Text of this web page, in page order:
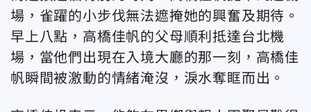
場，雀躍的小步伐無法遮掩她的興奮及期待。
早上八點，高橋佳帆的父母順利抵達台北機
場，當他們出現在入境大廳的那一刻，高橋佳
帆瞬間被激動的情緒淹沒，淚水奪眶而出。